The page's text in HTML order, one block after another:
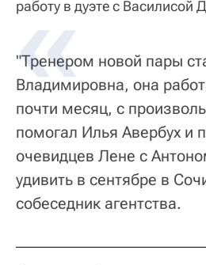
работу в дуэте с Василисой
"Тренером новой пары
Владимировна, она
почти месяц, с
помогал Илья Авербух и
очевидцев Лене с
удивить в сентябре в
собеседник агентства.